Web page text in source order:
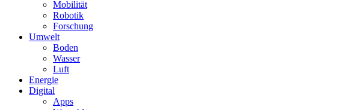
Mobilität
Robotik
Forschung
Umwelt
Boden
Wasser
Luft
Energie
Digital
Apps